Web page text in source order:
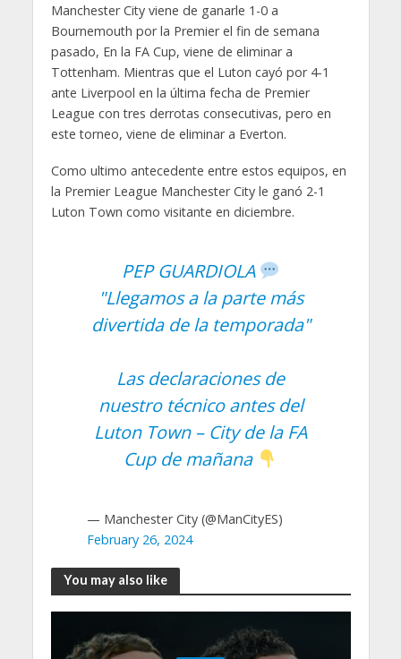
Manchester City viene de ganarle 1-0 a
Bournemouth por la Premier el fin de semana
pasado, En la FA Cup, viene de eliminar a
Tottenham. Mientras que el Luton cayó por 4-1
ante Liverpool en la última fecha de Premier
League con tres derrotas consecutivas, pero en
este torneo, viene de eliminar a Everton.
Como ultimo antecedente entre estos equipos, en
la Premier League Manchester City le ganó 2-1
Luton Town como visitante en diciembre.
PEP GUARDIOLA
"Llegamos a la parte más
divertida de la temporada"
Las declaraciones de
nuestro técnico antes del
Luton Town – City de la FA
Cup de mañana
— Manchester City (@ManCityES)
February 26, 2024
You may also like